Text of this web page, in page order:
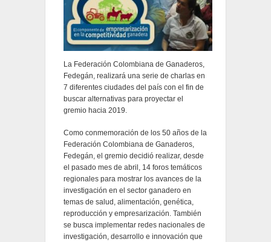
La Federación Colombiana de Ganaderos,
Fedegán, realizará una serie de charlas en
7 diferentes ciudades del país con el fin de
buscar alternativas para proyectar el
gremio hacia 2019.
Como conmemoración de los 50 años de la
Federación Colombiana de Ganaderos,
Fedegán, el gremio decidió realizar, desde
el pasado mes de abril, 14 foros temáticos
regionales para mostrar los avances de la
investigación en el sector ganadero en
temas de salud, alimentación, genética,
reproducción y empresarización. También
se busca implementar redes nacionales de
investigación, desarrollo e innovación que